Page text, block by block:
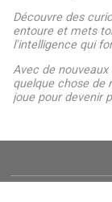
Découvre des
entoure et mets
l'intelligence qui
Avec de
quelque chose de
joue pour devenir